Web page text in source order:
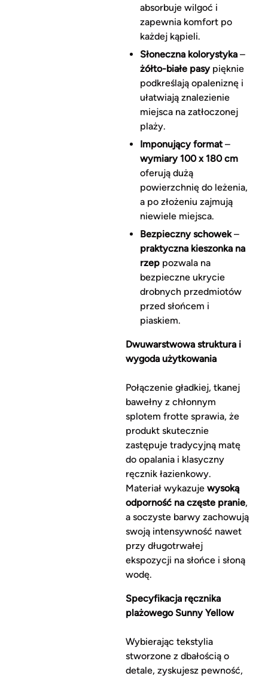
absorbuje wilgoć i
zapewnia komfort po
każdej kąpieli.
Słoneczna kolorystyka–
żółto-białe pasypięknie
podkreślają opaleniznę i
ułatwiają znalezienie
miejsca na zatłoczonej
plaży.
Imponujący format–
wymiary 100 x 180 cm
oferują dużą
powierzchnię do leżenia,
a po złożeniu zajmują
niewiele miejsca.
Bezpieczny schowek–
praktyczna kieszonka na
rzeppozwala na
bezpieczne ukrycie
drobnych przedmiotów
przed słońcem i
piaskiem.
Dwuwarstwowa struktura i
wygoda użytkowania
Połączenie gładkiej, tkanej
bawełny z chłonnym
splotem frotte sprawia, że
produkt skutecznie
zastępuje tradycyjną matę
do opalania i klasyczny
ręcznik łazienkowy.
Materiał wykazuje wysoką
odporność na częste pranie,
a soczyste barwy zachowują
swoją intensywność nawet
przy długotrwałej
ekspozycji na słońce i słoną
wodę.
Specyfikacja ręcznika
plażowego Sunny Yellow
Wybierając tekstylia
stworzone z dbałością o
detale, zyskujesz pewność,